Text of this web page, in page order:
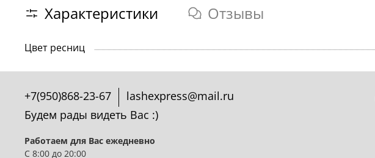
Характеристики Отзывы
Цвет ресниц
+7(950)868-23-67
lashexpress@mail.ru
Будем рады видеть Вас :)
Работаем для Вас ежедневно
С 8:00 до 20:00